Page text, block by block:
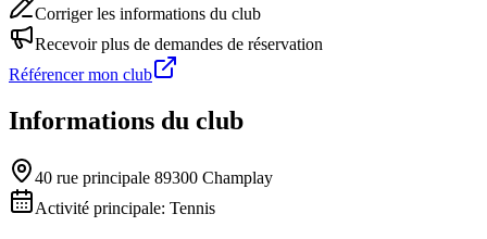
Corriger les informations du club
Recevoir plus de demandes de réservation
Référencer mon club
Informations du club
40 rue principale 89300 Champlay
Activité principale: Tennis